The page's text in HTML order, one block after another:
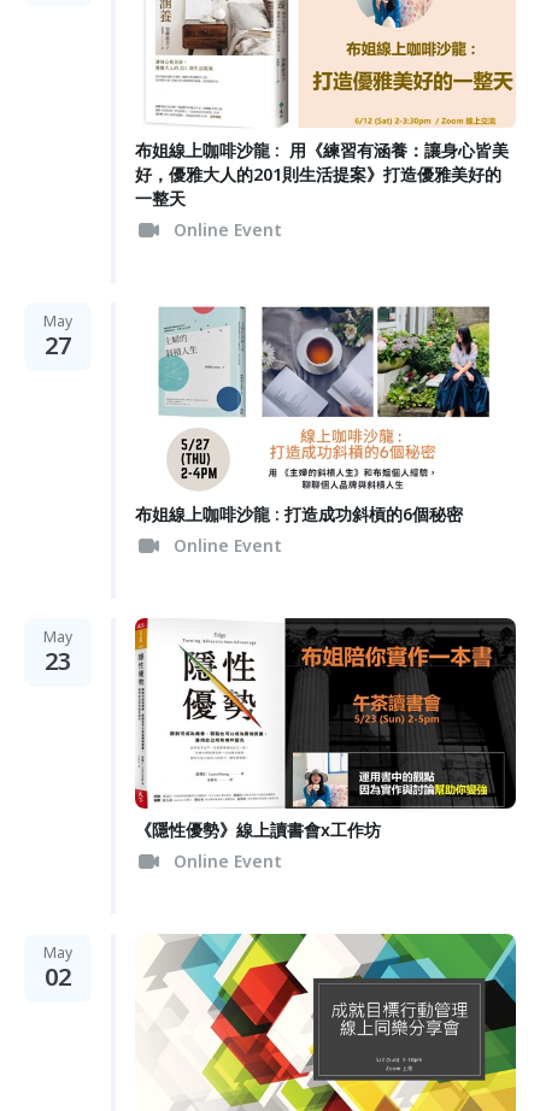
布姐線上咖啡沙龍 : 用《練習有涵養：讓身心皆美
好，優雅大人的201則生活提案》打造優雅美好的
一整天
Online Event
May
27
布姐線上咖啡沙龍 : 打造成功斜槓的6個秘密
Online Event
May
23
《隱性優勢》線上讀書會x工作坊
Online Event
May
02